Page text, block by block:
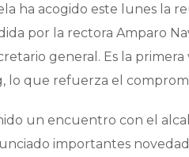
ha acogido este lunes la
por la rectora Amparo
general. Es la
lo que refuerza el
un encuentro con el
importantes